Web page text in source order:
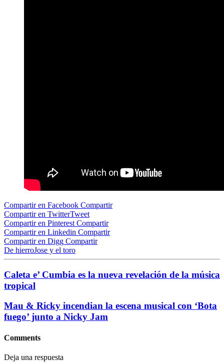
Compartir en Facebook Compartir
Compartir en TwitterTweet
Compartir en Pinterest Compartir
Compartir en Linkedin Compartir
Compartir en Digg Compartir
De hierroJose y el toro
Caleta e’ Cumbia es la nueva revelación de la música
tropical
Mau & Ricky incendian la escena musical con ‘Bota
fuego’ junto a Nicky Jam
Comments
Deja una respuesta